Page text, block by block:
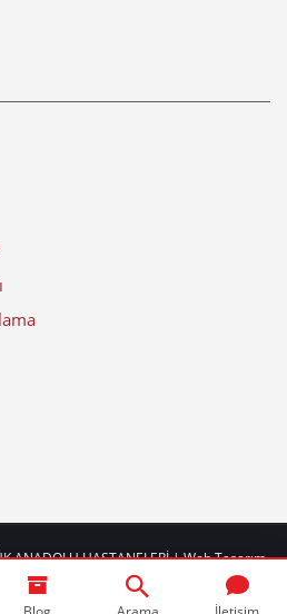
ANADOLU HASTANELERİ| Web Tasarım
07-08-2026